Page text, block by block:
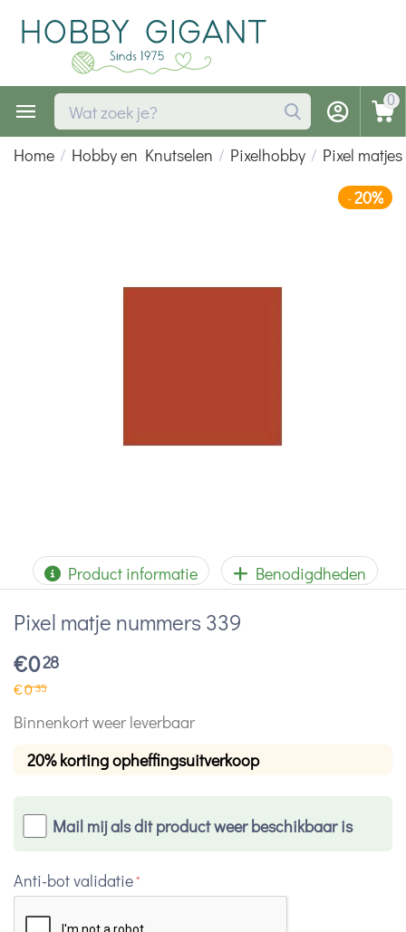
0
Home / Hobby en Knutselen / Pixelhobby / Pixel matjes
-20%
Product informatie Benodigdheden
Pixel matje nummers 339
€028
€035
Binnenkort weer leverbaar
20% korting opheffingsuitverkoop
Mail mij als dit product weer beschikbaar is
Anti-bot validatie